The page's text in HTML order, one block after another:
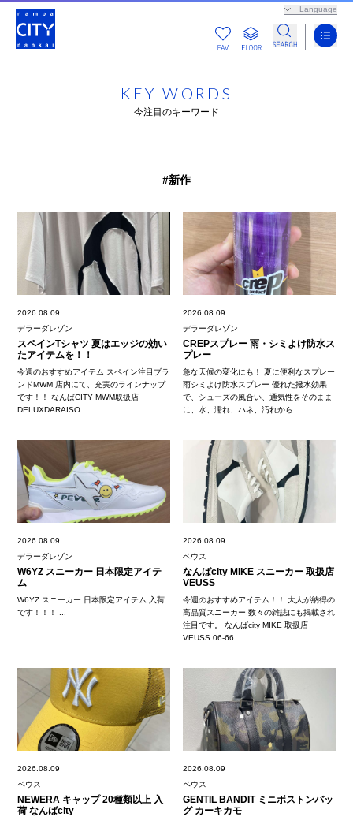
Language
KEY WORDS
今注目のキーワード
#新作
2026.08.09
デラーダレゾン
スペインTシャツ 夏はエッジの効い
たアイテムを！！
今週のおすすめアイテム スペイン注目ブラ
ンドMWM 店内にて、充実のラインナップ
です！！ なんばCITY MWM取扱店
DELUXDARAISO...
2026.08.09
デラーダレゾン
CREPスプレー 雨・シミよけ防水ス
プレー
急な天候の変化にも！ 夏に便利なスプレー
雨シミよけ防水スプレー 優れた撥水効果
で、シューズの風合い、通気性をそのまま
に、水、濡れ、ハネ、汚れから...
2026.08.09
デラーダレゾン
W6YZ スニーカー 日本限定アイテ
ム
W6YZ スニーカー 日本限定アイテム 入荷
です！！！ ...
2026.08.09
ベウス
なんばcity MIKE スニーカー 取扱店
VEUSS
今週のおすすめアイテム！！ 大人が納得の
高品質スニーカー 数々の雑誌にも掲載され
注目です。 なんばcity MIKE 取扱店
VEUSS 06-66...
2026.08.09
ベウス
NEWERA キャップ 20種類以上 入
荷 なんばcity
2026.08.09
ベウス
GENTIL BANDIT ミニボストンバッ
グ カーキカモ